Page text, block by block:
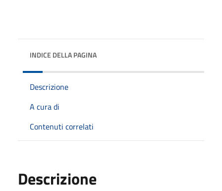
INDICE DELLA PAGINA
Descrizione
A cura di
Contenuti correlati
Descrizione